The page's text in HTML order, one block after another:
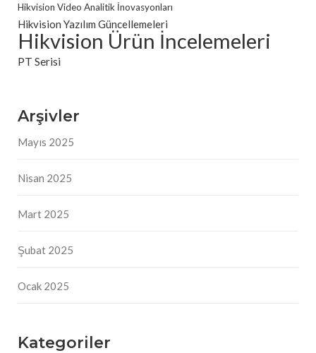
Hikvision Video Analitik İnovasyonları
Hikvision Yazılım Güncellemeleri
Hikvision Ürün İncelemeleri
PT Serisi
Arşivler
Mayıs 2025
Nisan 2025
Mart 2025
Şubat 2025
Ocak 2025
Kategoriler